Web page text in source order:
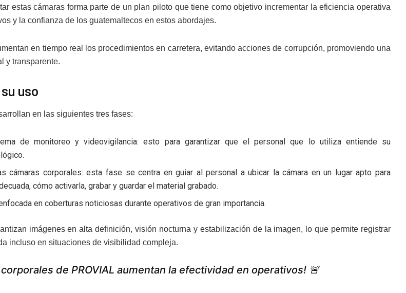
estas cámaras forma parte de un plan piloto que tiene como objetivo incrementar la eficiencia operativa
y la confianza de los guatemaltecos en estos abordajes.
en tiempo real los procedimientos en carretera, evitando acciones de corrupción, promoviendo una
y transparente.
uso
en las siguientes tres fases:
de monitoreo y videovigilancia: esto para garantizar que el personal que lo utiliza entiende su
cámaras corporales: esta fase se centra en guiar al personal a ubicar la cámara en un lugar apto para
cómo activarla, grabar y guardar el material grabado.
en coberturas noticiosas durante operativos de gran importancia.
imágenes en alta definición, visión nocturna y estabilización de la imagen, lo que permite registrar
incluso en situaciones de visibilidad compleja.
corporales de PROVIAL aumentan la efectividad en operativos! 🚨